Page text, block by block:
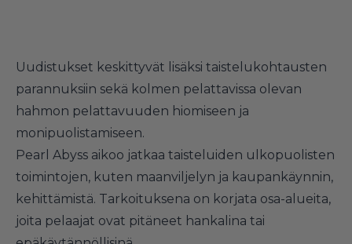
Uudistukset keskittyvät lisäksi taistelukohtausten
parannuksiin sekä kolmen pelattavissa olevan
hahmon pelattavuuden hiomiseen ja
monipuolistamiseen.
Pearl Abyss aikoo jatkaa taisteluiden ulkopuolisten
toimintojen, kuten maanviljelyn ja kaupankäynnin,
kehittämistä. Tarkoituksena on korjata osa-alueita,
joita pelaajat ovat pitäneet hankalina tai